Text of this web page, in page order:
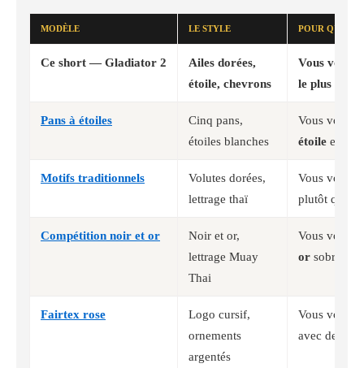
MODÈLE LE STYLE POUR QUI
Ce short — Gladiator 2
Ailes dorées,
étoile, chevrons
Vous
le plus
Pans à étoiles
Cinq pans,
étoiles blanches
Vous voulez
étoile en
Motifs traditionnels
Volutes dorées,
lettrage thaï
Vous
plutôt que
Compétition noir et or
Noir et or,
lettrage Muay
Thai
Vous
or sobre
Fairtex rose
Logo cursif,
ornements
argentés
Vous
avec de